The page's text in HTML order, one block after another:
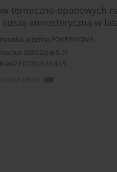
termiczno-opadowych
atmosferyczną w
, Jozefína POKRÝVKOVÁ
2023;22(4):5-21
2023.22.4.15
(PDF)